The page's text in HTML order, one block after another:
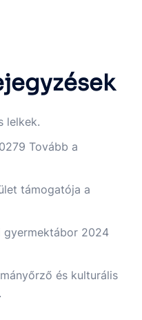
lelkek.
Tovább a
támogatója a
gyermektábor 2024
és kulturális